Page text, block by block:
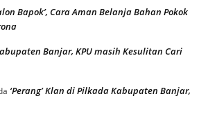
Bapok’, Cara Aman Belanja Bahan Pokok
Banjar, KPU masih Kesulitan Cari
‘Perang’ Klan di Pilkada Kabupaten Banjar,